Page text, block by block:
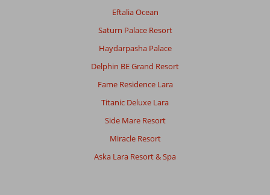
Eftalia Ocean
Saturn Palace Resort
Haydarpasha Palace
Delphin BE Grand Resort
Fame Residence Lara
Titanic Deluxe Lara
Side Mare Resort
Miracle Resort
Aska Lara Resort & Spa